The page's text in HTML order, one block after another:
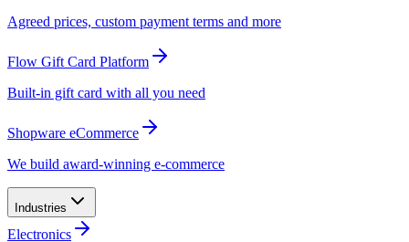
Agreed prices, custom payment terms and more​​​​‌ ‍ ​‍​‍‌‍ ‌ ​‍‌‍‍‌‌‍‌ ‌‍‍‌‌‍ ‍​‍​‍​ ‍‍​‍​‍‌ ​ ‌‍​‌‌‍ ‍‌‍‍‌‌ ‌​‌ ‍‌​‍ ‍‌‍‍‌‌‍ ​‍​‍​‍ ​​‍​‍‌‍‍​‌ ​‍‌‍‌‌‌‍‌‍​‍​‍​ ‍‍​‍​‍‌‍‍​‌ ‌​‌ ‌​‌ ​​​ ‍‍​‍ ​‍ ‌‍ ​‌‍ ‌‍​ ‌‍​‌‌‍ ​‌‍‍​‌‍ ‌ ​ ‌ ‌​​ ‍‍​ ​ ​ ​​​ ​​​ ​​​‍ ‌ ​ ‌ ‌​‌ ‌‌‌‍‌​‌‍‍‌‌‍ ​‍ ‌‍‍‌‌‍ ‍‌ ‌​‌‍‌‌‌‍ ‍‌ ‌​​‍ ‌‍‌‌‌‍‌​‌‍‍‌‌ ‌​​‍ ‌‍ ‌‌‍ ‌‍‌​‌‍‌‌​ ‌‌ ​​‌ ​‍‌‍‌‌‌ ​ ‌‍‌‌‌‍ ‍‌ ‌​‌‍​‌‌ ‌​‌‍‍‌‌‍ ‌‍ ‍​ ‍ ‌‍‍‌‌‍‌​​ ‌​ ​‌​ ‍​​ ‍​‌‍‌‍‌‍​ ​ ‌ ​ ​ ‌‍​ ​‍ ‌​ ​ ‌‍​‌​ ​​‌‍‌‌​‍ ‌​ ‌​​ ​ ​ ​‌​ ​​​‍ ‌​ ‍​‌‍‌‍​ ‍‌​ ​ ​‍ ‌‌‍​‌‌‍‌‍‌‍​ ‌‍​‍​ ‌‍‌‍​ ​ ​‌​ ​ ​ ‍‌​ ‍‌​ ‌‍‌‍​‍​ ‍ ‌ ‌​‌ ‍‌‌ ​​‌‍‌‌​ ‌‌‍ ‍‌‍​‌‌ ‌‍‌‍‍‌‌‍‌ ‌‍​‌‌ ‌​‌‍‍‌‌‍ ‌‍ ‍​ ‍ ‌ ​​‌‍​‌‌ ‌​‌‍‍​​ ‌‌‍ ‍‌‍​‌‌ ‌‍‌‍‍‌‌‍‌ ‌‍​‌‌ ‌​‌‍‍‌‌‍ ‌‍ ‍‌​‍‌‌ ‌​‌‍‌‌‌‍ ‌‌ ​ ​‍‌‌​ ‌‌‌​​‍‌‌ ‌‍‍ ‌‍‌‌‌ ‍‌​‍‌‌​ ​ ‌​‌​​‍‌‌​ ​ ‌​‌​​‍‌‌​ ​‍​ ​‍​ ​‌‌‍​‍​ ​​​ ‌‍‌‍‌​​ ​​​ ‌ ​ ‌​​ ​‍​ ‌‌​ ​‌​ ​‌​‍‌‌​ ​‍​ ​‍​‍‌‌​ ‌‌‌​‌​​‍ ‍‌‍​ ‌‍‍​‌‍‍‌‌‍ ​‌‍‌​‌ ​‍‌‍‌‌‌‍ ‍​‍‌‌​ ‌‌‌​​‍‌‌ ‌‍‍ ‌‍‌‌‌ ‍‌​‍‌‌​ ​ ‌​‌​​‍‌‌​ ​ ‌​‌​​‍‌‌​ ​‍​ ​‍‌‍​‍​ ‌​​ ‍​​ ‍​‌‍​‍‌‍‌‍​ ​​‌‍‌‌​ ‌‌‌‍​‌‌‍‌‍​ ​‌​‍‌‌​ ​‍​ ​‍​‍‌‌​ ‌‌‌​‌​​‍ ‍‌‍​ ‌‍‍​‌‍‍‌‌‍ ​‌‍‌​‌ ​‍‌‍‌‌‌‍ ‍​‍‌‌​ ‌‌‌​​‍‌‌ ‌‍‍ ‌‍‌‌‌ ‍‌​‍‌‌​ ​ ‌​‌​​‍‌‌​ ​ ‌​‌​​‍‌‌​ ​‍​ ​‍‌‍‌‌‌‍​‌‌‍​‍​ ​ ​ ​‍‌‍​‌​ ‍‌‌‍‌​‌‍​‍​ ​ ​ ‌‍​ ‌‌​‍‌‌​ ​‍​ ​‍​‍‌‌​ ‌‌‌​‌​​‍ ‍‌‍‌‌‌ ‍​‌‍​ ‌‍‌‌‌ ​‍‌ ​​‌ ‌​​ ‌‍​‍‌‍​‌‌ ​ ‌‍‌‌‌‌‌‌‌ ​‍‌‍ ​​ ‌‌‍‍​‌ ‌​‌ ‌​‌ ​​​‍‌‌​ ​ ‌​​‌​‍‌‌​ ​‍‌​‌‍​‍‌‌​ ​‍‌​‌‍‌‍ ​‌‍ ‌‍​ ‌‍​‌‌‍ ​‌‍‍​‌‍ ‌ ​ ‌ ‌​​‍‌‌​ ​ ‌​​‌​ ​ ​ ​​​ ​​​ ​​​‍‌‌​ ​‍‌​‌‍‌ ​ ‌ ‌​‌ ‌‌‌‍‌​‌‍‍‌‌‍ ​‍‌‍‌‍‍‌‌‍‌​​ ‌​ ​‌​ ‍​​ ‍​‌‍‌‍‌‍​ ​ ‌ ​ ​ ‌‍​ ​‍ ‌​ ​ ‌‍​‌​ ​​‌‍‌‌​‍ ‌​ ‌​​ ​ ​ ​‌​ ​​​‍ ‌​ ‍​‌‍‌‍​ ‍‌​ ​ ​‍ ‌‌‍​‌‌‍‌‍‌‍​ ‌‍​‍​ ‌‍‌‍​ ​ ​‌​ ​ ​ ‍‌​ ‍‌​ ‌‍‌‍​‍​‍‌‍‌ ‌​‌ ‍‌‌ ​​‌‍‌‌​ ‌‌‍ ‍‌‍​‌‌ ‌‍‌‍‍‌‌‍‌ ‌‍​‌‌ ‌​‌‍‍‌‌‍ ‌‍ ‍​‍‌‍‌ ​​‌‍​‌‌ ‌​‌‍‍​​ ‌‌‍ ‍‌‍​‌‌ ‌‍‌‍‍‌‌‍‌ ‌‍​‌‌ ‌​‌‍‍‌‌‍ ‌‍ ‍‌​‍‌‌ ‌​‌‍‌‌‌‍ ‌‌ ​ ​‍‌‌​ ‌‌‌​​‍‌‌ ‌‍‍ ‌‍‌‌‌ ‍‌​‍‌‌​ ​ ‌​‌​​‍‌‌​ ​ ‌​‌​​‍‌‌​ ​‍​ ​‍​ ​‌‌‍​‍​ ​​​ ‌‍‌‍‌​​ ​​​ ‌ ​ ‌​​ ​‍​ ‌‌​ ​‌​ ​‌​‍‌‌​ ​‍​ ​‍​‍‌‌​ ‌‌‌​‌​​‍ ‍‌‍​ ‌‍‍​‌‍‍‌‌‍ ​‌‍‌​‌ ​‍‌‍‌‌‌‍ ‍​‍‌‌​ ‌‌‌​​‍‌‌ ‌‍‍ ‌‍‌‌‌ ‍‌​‍‌‌​ ​ ‌​‌​​‍‌‌​ ​ ‌​‌​​‍‌‌​ ​‍​ ​‍‌‍​‍​ ‌​​ ‍​​ ‍​‌‍​‍‌‍‌‍​ ​​‌‍‌‌​ ‌‌‌‍​‌‌‍‌‍​ ​‌​‍‌‌​ ​‍​ ​‍​‍‌‌​ ‌‌‌​‌​​‍ ‍‌‍​ ‌‍‍​‌‍‍‌‌‍ ​‌‍‌​‌ ​‍‌‍‌‌‌‍ ‍​‍‌‌​ ‌‌‌​​‍‌‌ ‌‍‍ ‌‍‌‌‌ ‍‌​‍‌‌​ ​ ‌​‌​​‍‌‌​ ​ ‌​‌​​‍‌‌​ ​‍​ ​‍‌‍‌‌‌‍​‌‌‍​‍​ ​ ​ ​‍‌‍​‌​ ‍‌‌‍‌​‌‍​‍​ ​ ​ ‌‍​ ‌‌​‍‌‌​ ​‍​ ​‍​‍‌‌​ ‌‌‌​‌​​‍ ‍‌‍‌‌‌ ‍​‌‍​ ‌‍‌‌‌ ​‍‌ ​​‌ ‌​​‍‌‍‌ ​​‌‍‌‌‌ ​‍‌ ​ ‌ ​​‌‍‌‌‌‍​ ‌ ‌​‌‍‍‌‌ ‌‍‌‍‌‌​ ‌‌ ​​‌ ‌‌‌‍​‍‌‍ ​‌‍‍‌‌ ​ ‌‍‍​‌‍‌‌‌‍‌​​‍​‍‌ ‌
Flow Gift Card Platform​​​​‌ ‍ ​‍​‍‌‍ ‌ ​‍‌‍‍‌‌‍‌ ‌‍‍‌‌‍ ‍​‍​‍​ ‍‍​‍​‍‌ ​ ‌‍​‌‌‍ ‍‌‍‍‌‌ ‌​‌ ‍‌​‍ ‍‌‍‍‌‌‍ ​‍​‍​‍ ​​‍​‍‌‍‍​‌ ​‍‌‍‌‌‌‍‌‍​‍​‍​ ‍‍​‍​‍‌‍‍​‌ ‌​‌ ‌​‌ ​​​ ‍‍​‍ ​‍ ‌‍ ​‌‍ ‌‍​ ‌‍​‌‌‍ ​‌‍‍​‌‍ ‌ ​ ‌ ‌​​ ‍‍​ ​ ​ ​​​ ​​​ ​​​‍ ‌ ​ ‌ ‌​‌ ‌‌‌‍‌​‌‍‍‌‌‍ ​‍ ‌‍‍‌‌‍ ‍‌ ‌​‌‍‌‌‌‍ ‍‌ ‌​​‍ ‌‍‌‌‌‍‌​‌‍‍‌‌ ‌​​‍ ‌‍ ‌‌‍ ‌‍‌​‌‍‌‌​ ‌‌ ​​‌ ​‍‌‍‌‌‌ ​ ‌‍‌‌‌‍ ‍‌ ‌​‌‍​‌‌ ‌​‌‍‍‌‌‍ ‌‍ ‍​ ‍ ‌‍‍‌‌‍‌​​ ‌​ ​‌​ ‍​​ ‍​‌‍‌‍‌‍​ ​ ‌ ​ ​ ‌‍​ ​‍ ‌​ ​ ‌‍​‌​ ​​‌‍‌‌​‍ ‌​ ‌​​ ​ ​ ​‌​ ​​​‍ ‌​ ‍​‌‍‌‍​ ‍‌​ ​ ​‍ ‌‌‍​‌‌‍‌‍‌‍​ ‌‍​‍​ ‌‍‌‍​ ​ ​‌​ ​ ​ ‍‌​ ‍‌​ ‌‍‌‍​‍​ ‍ ‌ ‌​‌ ‍‌‌ ​​‌‍‌‌​ ‌‌‍ ‍‌‍​‌‌ ‌‍‌‍‍‌‌‍‌ ‌‍​‌‌ ‌​‌‍‍‌‌‍ ‌‍ ‍​ ‍ ‌ ​​‌‍​‌‌ ‌​‌‍‍​​ ‌‌‍ ‍‌‍​‌‌ ‌‍‌‍‍‌‌‍‌ ‌‍​‌‌ ‌​‌‍‍‌‌‍ ‌‍ ‍‌​‍‌‌ ‌​‌‍‌‌‌‍ ‌‌ ​ ​‍‌‌​ ‌‌‌​​‍‌‌ ‌‍‍ ‌‍‌‌‌ ‍‌​‍‌‌​ ​ ‌​‌​​‍‌‌​ ​ ‌​‌​​‍‌‌​ ​‍​ ​‍​ ​‌‌‍​‍​ ​​​ ‌‍‌‍‌​​ ​​​ ‌ ​ ‌​​ ​‍​ ‌‌​ ​‌​ ​‌​‍‌‌​ ​‍​ ​‍​‍‌‌​ ‌‌‌​‌​​‍ ‍‌‍​ ‌‍‍​‌‍‍‌‌‍ ​‌‍‌​‌ ​‍‌‍‌‌‌‍ ‍​‍‌‌​ ‌‌‌​​‍‌‌ ‌‍‍ ‌‍‌‌‌ ‍‌​‍‌‌​ ​ ‌​‌​​‍‌‌​ ​ ‌​‌​​‍‌‌​ ​‍​ ​‍​ ‌‍​ ‍‌​ ‍​​ ​ ​ ‌​​ ​ ​ ​ ​ ​‌​ ‍‌​ ​ ‌‍​ ​ ‍​​‍‌‌​ ​‍​ ​‍​‍‌‌​ ‌‌‌​‌​​‍ ‍‌ ‌​‌‍‍‌‌ ‌​‌‍ ​‌‍‌‌​ ‌‍​‍‌‍​‌‌ ​ ‌‍‌‌‌‌‌‌‌ ​‍‌‍ ​​ ‌‌‍‍​‌ ‌​‌ ‌​‌ ​​​‍‌‌​ ​ ‌​​‌​‍‌‌​ ​‍‌​‌‍​‍‌‌​ ​‍‌​‌‍‌‍ ​‌‍ ‌‍​ ‌‍​‌‌‍ ​‌‍‍​‌‍ ‌ ​ ‌ ‌​​‍‌‌​ ​ ‌​​‌​ ​ ​ ​​​ ​​​ ​​​‍‌‌​ ​‍‌​‌‍‌ ​ ‌ ‌​‌ ‌‌‌‍‌​‌‍‍‌‌‍ ​‍‌‍‌‍‍‌‌‍‌​​ ‌​ ​‌​ ‍​​ ‍​‌‍‌‍‌‍​ ​ ‌ ​ ​ ‌‍​ ​‍ ‌​ ​ ‌‍​‌​ ​​‌‍‌‌​‍ ‌​ ‌​​ ​ ​ ​‌​ ​​​‍ ‌​ ‍​‌‍‌‍​ ‍‌​ ​ ​‍ ‌‌‍​‌‌‍‌‍‌‍​ ‌‍​‍​ ‌‍‌‍​ ​ ​‌​ ​ ​ ‍‌​ ‍‌​ ‌‍‌‍​‍​‍‌‍‌ ‌​‌ ‍‌‌ ​​‌‍‌‌​ ‌‌‍ ‍‌‍​‌‌ ‌‍‌‍‍‌‌‍‌ ‌‍​‌‌ ‌​‌‍‍‌‌‍ ‌‍ ‍​‍‌‍‌ ​​‌‍​‌‌ ‌​‌‍‍​​ ‌‌‍ ‍‌‍​‌‌ ‌‍‌‍‍‌‌‍‌ ‌‍​‌‌ ‌​‌‍‍‌‌‍ ‌‍ ‍‌​‍‌‌ ‌​‌‍‌‌‌‍ ‌‌ ​ ​‍‌‌​ ‌‌‌​​‍‌‌ ‌‍‍ ‌‍‌‌‌ ‍‌​‍‌‌​ ​ ‌​‌​​‍‌‌​ ​ ‌​‌​​‍‌‌​ ​‍​ ​‍​ ​‌‌‍​‍​ ​​​ ‌‍‌‍‌​​ ​​​ ‌ ​ ‌​​ ​‍​ ‌‌​ ​‌​ ​‌​‍‌‌​ ​‍​ ​‍​‍‌‌​ ‌‌‌​‌​​‍ ‍‌‍​ ‌‍‍​‌‍‍‌‌‍ ​‌‍‌​‌ ​‍‌‍‌‌‌‍ ‍​‍‌‌​ ‌‌‌​​‍‌‌ ‌‍‍ ‌‍‌‌‌ ‍‌​‍‌‌​ ​ ‌​‌​​‍‌‌​ ​ ‌​‌​​‍‌‌​ ​‍​ ​‍​ ‌‍​ ‍‌​ ‍​​ ​ ​ ‌​​ ​ ​ ​ ​ ​‌​ ‍‌​ ​ ‌‍​ ​ ‍​​‍‌‌​ ​‍​ ​‍​‍‌‌​ ‌‌‌​‌​​‍ ‍‌ ‌​‌‍‍‌‌ ‌​‌‍ ​‌‍‌‌​‍‌‍‌ ​​‌‍‌‌‌ ​‍‌ ​ ‌ ​​‌‍‌‌‌‍​ ‌ ‌​‌‍‍‌‌ ‌‍‌‍‌‌​ ‌‌ ​​‌ ‌‌‌‍​‍‌‍ ​‌‍‍‌‌ ​ ‌‍‍​‌‍‌‌‌‍‌​​‍​‍‌ ‌
Built-in gift card with all you need​​​​‌ ‍ ​‍​‍‌‍ ‌ ​‍‌‍‍‌‌‍‌ ‌‍‍‌‌‍ ‍​‍​‍​ ‍‍​‍​‍‌ ​ ‌‍​‌‌‍ ‍‌‍‍‌‌ ‌​‌ ‍‌​‍ ‍‌‍‍‌‌‍ ​‍​‍​‍ ​​‍​‍‌‍‍​‌ ​‍‌‍‌‌‌‍‌‍​‍​‍​ ‍‍​‍​‍‌‍‍​‌ ‌​‌ ‌​‌ ​​​ ‍‍​‍ ​‍ ‌‍ ​‌‍ ‌‍​ ‌‍​‌‌‍ ​‌‍‍​‌‍ ‌ ​ ‌ ‌​​ ‍‍​ ​ ​ ​​​ ​​​ ​​​‍ ‌ ​ ‌ ‌​‌ ‌‌‌‍‌​‌‍‍‌‌‍ ​‍ ‌‍‍‌‌‍ ‍‌ ‌​‌‍‌‌‌‍ ‍‌ ‌​​‍ ‌‍‌‌‌‍‌​‌‍‍‌‌ ‌​​‍ ‌‍ ‌‌‍ ‌‍‌​‌‍‌‌​ ‌‌ ​​‌ ​‍‌‍‌‌‌ ​ ‌‍‌‌‌‍ ‍‌ ‌​‌‍​‌‌ ‌​‌‍‍‌‌‍ ‌‍ ‍​ ‍ ‌‍‍‌‌‍‌​​ ‌​ ​‌​ ‍​​ ‍​‌‍‌‍‌‍​ ​ ‌ ​ ​ ‌‍​ ​‍ ‌​ ​ ‌‍​‌​ ​​‌‍‌‌​‍ ‌​ ‌​​ ​ ​ ​‌​ ​​​‍ ‌​ ‍​‌‍‌‍​ ‍‌​ ​ ​‍ ‌‌‍​‌‌‍‌‍‌‍​ ‌‍​‍​ ‌‍‌‍​ ​ ​‌​ ​ ​ ‍‌​ ‍‌​ ‌‍‌‍​‍​ ‍ ‌ ‌​‌ ‍‌‌ ​​‌‍‌‌​ ‌‌‍ ‍‌‍​‌‌ ‌‍‌‍‍‌‌‍‌ ‌‍​‌‌ ‌​‌‍‍‌‌‍ ‌‍ ‍​ ‍ ‌ ​​‌‍​‌‌ ‌​‌‍‍​​ ‌‌‍ ‍‌‍​‌‌ ‌‍‌‍‍‌‌‍‌ ‌‍​‌‌ ‌​‌‍‍‌‌‍ ‌‍ ‍‌​‍‌‌ ‌​‌‍‌‌‌‍ ‌‌ ​ ​‍‌‌​ ‌‌‌​​‍‌‌ ‌‍‍ ‌‍‌‌‌ ‍‌​‍‌‌​ ​ ‌​‌​​‍‌‌​ ​ ‌​‌​​‍‌‌​ ​‍​ ​‍​ ​‌‌‍​‍​ ​​​ ‌‍‌‍‌​​ ​​​ ‌ ​ ‌​​ ​‍​ ‌‌​ ​‌​ ​‌​‍‌‌​ ​‍​ ​‍​‍‌‌​ ‌‌‌​‌​​‍ ‍‌‍​ ‌‍‍​‌‍‍‌‌‍ ​‌‍‌​‌ ​‍‌‍‌‌‌‍ ‍​‍‌‌​ ‌‌‌​​‍‌‌ ‌‍‍ ‌‍‌‌‌ ‍‌​‍‌‌​ ​ ‌​‌​​‍‌‌​ ​ ‌​‌​​‍‌‌​ ​‍​ ​‍​ ‌‍​ ‍‌​ ‍​​ ​ ​ ‌​​ ​ ​ ​ ​ ​‌​ ‍‌​ ​ ‌‍​ ​ ‍​​‍‌‌​ ​‍​ ​‍​‍‌‌​ ‌‌‌​‌​​‍ ‍‌‍‌‌‌ ‍​‌‍​ ‌‍‌‌‌ ​‍‌ ​​‌ ‌​​ ‌‍​‍‌‍​‌‌ ​ ‌‍‌‌‌‌‌‌‌ ​‍‌‍ ​​ ‌‌‍‍​‌ ‌​‌ ‌​‌ ​​​‍‌‌​ ​ ‌​​‌​‍‌‌​ ​‍‌​‌‍​‍‌‌​ ​‍‌​‌‍‌‍ ​‌‍ ‌‍​ ‌‍​‌‌‍ ​‌‍‍​‌‍ ‌ ​ ‌ ‌​​‍‌‌​ ​ ‌​​‌​ ​ ​ ​​​ ​​​ ​​​‍‌‌​ ​‍‌​‌‍‌ ​ ‌ ‌​‌ ‌‌‌‍‌​‌‍‍‌‌‍ ​‍‌‍‌‍‍‌‌‍‌​​ ‌​ ​‌​ ‍​​ ‍​‌‍‌‍‌‍​ ​ ‌ ​ ​ ‌‍​ ​‍ ‌​ ​ ‌‍​‌​ ​​‌‍‌‌​‍ ‌​ ‌​​ ​ ​ ​‌​ ​​​‍ ‌​ ‍​‌‍‌‍​ ‍‌​ ​ ​‍ ‌‌‍​‌‌‍‌‍‌‍​ ‌‍​‍​ ‌‍‌‍​ ​ ​‌​ ​ ​ ‍‌​ ‍‌​ ‌‍‌‍​‍​‍‌‍‌ ‌​‌ ‍‌‌ ​​‌‍‌‌​ ‌‌‍ ‍‌‍​‌‌ ‌‍‌‍‍‌‌‍‌ ‌‍​‌‌ ‌​‌‍‍‌‌‍ ‌‍ ‍​‍‌‍‌ ​​‌‍​‌‌ ‌​‌‍‍​​ ‌‌‍ ‍‌‍​‌‌ ‌‍‌‍‍‌‌‍‌ ‌‍​‌‌ ‌​‌‍‍‌‌‍ ‌‍ ‍‌​‍‌‌ ‌​‌‍‌‌‌‍ ‌‌ ​ ​‍‌‌​ ‌‌‌​​‍‌‌ ‌‍‍ ‌‍‌‌‌ ‍‌​‍‌‌​ ​ ‌​‌​​‍‌‌​ ​ ‌​‌​​‍‌‌​ ​‍​ ​‍​ ​‌‌‍​‍​ ​​​ ‌‍‌‍‌​​ ​​​ ‌ ​ ‌​​ ​‍​ ‌‌​ ​‌​ ​‌​‍‌‌​ ​‍​ ​‍​‍‌‌​ ‌‌‌​‌​​‍ ‍‌‍​ ‌‍‍​‌‍‍‌‌‍ ​‌‍‌​‌ ​‍‌‍‌‌‌‍ ‍​‍‌‌​ ‌‌‌​​‍‌‌ ‌‍‍ ‌‍‌‌‌ ‍‌​‍‌‌​ ​ ‌​‌​​‍‌‌​ ​ ‌​‌​​‍‌‌​ ​‍​ ​‍​ ‌‍​ ‍‌​ ‍​​ ​ ​ ‌​​ ​ ​ ​ ​ ​‌​ ‍‌​ ​ ‌‍​ ​ ‍​​‍‌‌​ ​‍​ ​‍​‍‌‌​ ‌‌‌​‌​​‍ ‍‌‍‌‌‌ ‍​‌‍​ ‌‍‌‌‌ ​‍‌ ​​‌ ‌​​‍‌‍‌ ​​‌‍‌‌‌ ​‍‌ ​ ‌ ​​‌‍‌‌‌‍​ ‌ ‌​‌‍‍‌‌ ‌‍‌‍‌‌​ ‌‌ ​​‌ ‌‌‌‍​‍‌‍ ​‌‍‍‌‌ ​ ‌‍‍​‌‍‌‌‌‍‌​​‍​‍‌ ‌
Shopware eCommerce​​​​‌ ‍ ​‍​‍‌‍ ‌ ​‍‌‍‍‌‌‍‌ ‌‍‍‌‌‍ ‍​‍​‍​ ‍‍​‍​‍‌ ​ ‌‍​‌‌‍ ‍‌‍‍‌‌ ‌​‌ ‍‌​‍ ‍‌‍‍‌‌‍ ​‍​‍​‍ ​​‍​‍‌‍‍​‌ ​‍‌‍‌‌‌‍‌‍​‍​‍​ ‍‍​‍​‍‌‍‍​‌ ‌​‌ ‌​‌ ​​​ ‍‍​‍ ​‍ ‌‍ ​‌‍ ‌‍​ ‌‍​‌‌‍ ​‌‍‍​‌‍ ‌ ​ ‌ ‌​​ ‍‍​ ​ ​ ​​​ ​​​ ​​​‍ ‌ ​ ‌ ‌​‌ ‌‌‌‍‌​‌‍‍‌‌‍ ​‍ ‌‍‍‌‌‍ ‍‌ ‌​‌‍‌‌‌‍ ‍‌ ‌​​‍ ‌‍‌‌‌‍‌​‌‍‍‌‌ ‌​​‍ ‌‍ ‌‌‍ ‌‍‌​‌‍‌‌​ ‌‌ ​​‌ ​‍‌‍‌‌‌ ​ ‌‍‌‌‌‍ ‍‌ ‌​‌‍​‌‌ ‌​‌‍‍‌‌‍ ‌‍ ‍​ ‍ ‌‍‍‌‌‍‌​​ ‌​ ​‌​ ‍​​ ‍​‌‍‌‍‌‍​ ​ ‌ ​ ​ ‌‍​ ​‍ ‌​ ​ ‌‍​‌​ ​​‌‍‌‌​‍ ‌​ ‌​​ ​ ​ ​‌​ ​​​‍ ‌​ ‍​‌‍‌‍​ ‍‌​ ​ ​‍ ‌‌‍​‌‌‍‌‍‌‍​ ‌‍​‍​ ‌‍‌‍​ ​ ​‌​ ​ ​ ‍‌​ ‍‌​ ‌‍‌‍​‍​ ‍ ‌ ‌​‌ ‍‌‌ ​​‌‍‌‌​ ‌‌‍ ‍‌‍​‌‌ ‌‍‌‍‍‌‌‍‌ ‌‍​‌‌ ‌​‌‍‍‌‌‍ ‌‍ ‍​ ‍ ‌ ​​‌‍​‌‌ ‌​‌‍‍​​ ‌‌‍ ‍‌‍​‌‌ ‌‍‌‍‍‌‌‍‌ ‌‍​‌‌ ‌​‌‍‍‌‌‍ ‌‍ ‍‌​‍‌‌ ‌​‌‍‌‌‌‍ ‌‌ ​ ​‍‌‌​ ‌‌‌​​‍‌‌ ‌‍‍ ‌‍‌‌‌ ‍‌​‍‌‌​ ​ ‌​‌​​‍‌‌​ ​ ‌​‌​​‍‌‌​ ​‍​ ​‍​ ​‌‌‍​‍​ ​​​ ‌‍‌‍‌​​ ​​​ ‌ ​ ‌​​ ​‍​ ‌‌​ ​‌​ ​‌​‍‌‌​ ​‍​ ​‍​‍‌‌​ ‌‌‌​‌​​‍ ‍‌‍​ ‌‍‍​‌‍‍‌‌‍ ​‌‍‌​‌ ​‍‌‍‌‌‌‍ ‍​‍‌‌​ ‌‌‌​​‍‌‌ ‌‍‍ ‌‍‌‌‌ ‍‌​‍‌‌​ ​ ‌​‌​​‍‌‌​ ​ ‌​‌​​‍‌‌​ ​‍​ ​‍​ ‍‌​ ​‍​ ‌‍​ ‍​​ ‌‍​ ​ ​ ​‌​ ‌ ​ ‌​​ ‌‌​ ​‍​ ​‍​‍‌‌​ ​‍​ ​‍​‍‌‌​ ‌‌‌​‌​​‍ ‍‌ ‌​‌‍‍‌‌ ‌​‌‍ ​‌‍‌‌​ ‌‍​‍‌‍​‌‌ ​ ‌‍‌‌‌‌‌‌‌ ​‍‌‍ ​​ ‌‌‍‍​‌ ‌​‌ ‌​‌ ​​​‍‌‌​ ​ ‌​​‌​‍‌‌​ ​‍‌​‌‍​‍‌‌​ ​‍‌​‌‍‌‍ ​‌‍ ‌‍​ ‌‍​‌‌‍ ​‌‍‍​‌‍ ‌ ​ ‌ ‌​​‍‌‌​ ​ ‌​​‌​ ​ ​ ​​​ ​​​ ​​​‍‌‌​ ​‍‌​‌‍‌ ​ ‌ ‌​‌ ‌‌‌‍‌​‌‍‍‌‌‍ ​‍‌‍‌‍‍‌‌‍‌​​ ‌​ ​‌​ ‍​​ ‍​‌‍‌‍‌‍​ ​ ‌ ​ ​ ‌‍​ ​‍ ‌​ ​ ‌‍​‌​ ​​‌‍‌‌​‍ ‌​ ‌​​ ​ ​ ​‌​ ​​​‍ ‌​ ‍​‌‍‌‍​ ‍‌​ ​ ​‍ ‌‌‍​‌‌‍‌‍‌‍​ ‌‍​‍​ ‌‍‌‍​ ​ ​‌​ ​ ​ ‍‌​ ‍‌​ ‌‍‌‍​‍​‍‌‍‌ ‌​‌ ‍‌‌ ​​‌‍‌‌​ ‌‌‍ ‍‌‍​‌‌ ‌‍‌‍‍‌‌‍‌ ‌‍​‌‌ ‌​‌‍‍‌‌‍ ‌‍ ‍​‍‌‍‌ ​​‌‍​‌‌ ‌​‌‍‍​​ ‌‌‍ ‍‌‍​‌‌ ‌‍‌‍‍‌‌‍‌ ‌‍​‌‌ ‌​‌‍‍‌‌‍ ‌‍ ‍‌​‍‌‌ ‌​‌‍‌‌‌‍ ‌‌ ​ ​‍‌‌​ ‌‌‌​​‍‌‌ ‌‍‍ ‌‍‌‌‌ ‍‌​‍‌‌​ ​ ‌​‌​​‍‌‌​ ​ ‌​‌​​‍‌‌​ ​‍​ ​‍​ ​‌‌‍​‍​ ​​​ ‌‍‌‍‌​​ ​​​ ‌ ​ ‌​​ ​‍​ ‌‌​ ​‌​ ​‌​‍‌‌​ ​‍​ ​‍​‍‌‌​ ‌‌‌​‌​​‍ ‍‌‍​ ‌‍‍​‌‍‍‌‌‍ ​‌‍‌​‌ ​‍‌‍‌‌‌‍ ‍​‍‌‌​ ‌‌‌​​‍‌‌ ‌‍‍ ‌‍‌‌‌ ‍‌​‍‌‌​ ​ ‌​‌​​‍‌‌​ ​ ‌​‌​​‍‌‌​ ​‍​ ​‍​ ‍‌​ ​‍​ ‌‍​ ‍​​ ‌‍​ ​ ​ ​‌​ ‌ ​ ‌​​ ‌‌​ ​‍​ ​‍​‍‌‌​ ​‍​ ​‍​‍‌‌​ ‌‌‌​‌​​‍ ‍‌ ‌​‌‍‍‌‌ ‌​‌‍ ​‌‍‌‌​‍‌‍‌ ​​‌‍‌‌‌ ​‍‌ ​ ‌ ​​‌‍‌‌‌‍​ ‌ ‌​‌‍‍‌‌ ‌‍‌‍‌‌​ ‌‌ ​​‌ ‌‌‌‍​‍‌‍ ​‌‍‍‌‌ ​ ‌‍‍​‌‍‌‌‌‍‌​​‍​‍‌ ‌
We build award-winning e-commerce​​​​‌ ‍ ​‍​‍‌‍ ‌ ​‍‌‍‍‌‌‍‌ ‌‍‍‌‌‍ ‍​‍​‍​ ‍‍​‍​‍‌ ​ ‌‍​‌‌‍ ‍‌‍‍‌‌ ‌​‌ ‍‌​‍ ‍‌‍‍‌‌‍ ​‍​‍​‍ ​​‍​‍‌‍‍​‌ ​‍‌‍‌‌‌‍‌‍​‍​‍​ ‍‍​‍​‍‌‍‍​‌ ‌​‌ ‌​‌ ​​​ ‍‍​‍ ​‍ ‌‍ ​‌‍ ‌‍​ ‌‍​‌‌‍ ​‌‍‍​‌‍ ‌ ​ ‌ ‌​​ ‍‍​ ​ ​ ​​​ ​​​ ​​​‍ ‌ ​ ‌ ‌​‌ ‌‌‌‍‌​‌‍‍‌‌‍ ​‍ ‌‍‍‌‌‍ ‍‌ ‌​‌‍‌‌‌‍ ‍‌ ‌​​‍ ‌‍‌‌‌‍‌​‌‍‍‌‌ ‌​​‍ ‌‍ ‌‌‍ ‌‍‌​‌‍‌‌​ ‌‌ ​​‌ ​‍‌‍‌‌‌ ​ ‌‍‌‌‌‍ ‍‌ ‌​‌‍​‌‌ ‌​‌‍‍‌‌‍ ‌‍ ‍​ ‍ ‌‍‍‌‌‍‌​​ ‌​ ​‌​ ‍​​ ‍​‌‍‌‍‌‍​ ​ ‌ ​ ​ ‌‍​ ​‍ ‌​ ​ ‌‍​‌​ ​​‌‍‌‌​‍ ‌​ ‌​​ ​ ​ ​‌​ ​​​‍ ‌​ ‍​‌‍‌‍​ ‍‌​ ​ ​‍ ‌‌‍​‌‌‍‌‍‌‍​ ‌‍​‍​ ‌‍‌‍​ ​ ​‌​ ​ ​ ‍‌​ ‍‌​ ‌‍‌‍​‍​ ‍ ‌ ‌​‌ ‍‌‌ ​​‌‍‌‌​ ‌‌‍ ‍‌‍​‌‌ ‌‍‌‍‍‌‌‍‌ ‌‍​‌‌ ‌​‌‍‍‌‌‍ ‌‍ ‍​ ‍ ‌ ​​‌‍​‌‌ ‌​‌‍‍​​ ‌‌‍ ‍‌‍​‌‌ ‌‍‌‍‍‌‌‍‌ ‌‍​‌‌ ‌​‌‍‍‌‌‍ ‌‍ ‍‌​‍‌‌ ‌​‌‍‌‌‌‍ ‌‌ ​ ​‍‌‌​ ‌‌‌​​‍‌‌ ‌‍‍ ‌‍‌‌‌ ‍‌​‍‌‌​ ​ ‌​‌​​‍‌‌​ ​ ‌​‌​​‍‌‌​ ​‍​ ​‍​ ​‌‌‍​‍​ ​​​ ‌‍‌‍‌​​ ​​​ ‌ ​ ‌​​ ​‍​ ‌‌​ ​‌​ ​‌​‍‌‌​ ​‍​ ​‍​‍‌‌​ ‌‌‌​‌​​‍ ‍‌‍​ ‌‍‍​‌‍‍‌‌‍ ​‌‍‌​‌ ​‍‌‍‌‌‌‍ ‍​‍‌‌​ ‌‌‌​​‍‌‌ ‌‍‍ ‌‍‌‌‌ ‍‌​‍‌‌​ ​ ‌​‌​​‍‌‌​ ​ ‌​‌​​‍‌‌​ ​‍​ ​‍​ ‍‌​ ​‍​ ‌‍​ ‍​​ ‌‍​ ​ ​ ​‌​ ‌ ​ ‌​​ ‌‌​ ​‍​ ​‍​‍‌‌​ ​‍​ ​‍​‍‌‌​ ‌‌‌​‌​​‍ ‍‌‍‌‌‌ ‍​‌‍​ ‌‍‌‌‌ ​‍‌ ​​‌ ‌​​ ‌‍​‍‌‍​‌‌ ​ ‌‍‌‌‌‌‌‌‌ ​‍‌‍ ​​ ‌‌‍‍​‌ ‌​‌ ‌​‌ ​​​‍‌‌​ ​ ‌​​‌​‍‌‌​ ​‍‌​‌‍​‍‌‌​ ​‍‌​‌‍‌‍ ​‌‍ ‌‍​ ‌‍​‌‌‍ ​‌‍‍​‌‍ ‌ ​ ‌ ‌​​‍‌‌​ ​ ‌​​‌​ ​ ​ ​​​ ​​​ ​​​‍‌‌​ ​‍‌​‌‍‌ ​ ‌ ‌​‌ ‌‌‌‍‌​‌‍‍‌‌‍ ​‍‌‍‌‍‍‌‌‍‌​​ ‌​ ​‌​ ‍​​ ‍​‌‍‌‍‌‍​ ​ ‌ ​ ​ ‌‍​ ​‍ ‌​ ​ ‌‍​‌​ ​​‌‍‌‌​‍ ‌​ ‌​​ ​ ​ ​‌​ ​​​‍ ‌​ ‍​‌‍‌‍​ ‍‌​ ​ ​‍ ‌‌‍​‌‌‍‌‍‌‍​ ‌‍​‍​ ‌‍‌‍​ ​ ​‌​ ​ ​ ‍‌​ ‍‌​ ‌‍‌‍​‍​‍‌‍‌ ‌​‌ ‍‌‌ ​​‌‍‌‌​ ‌‌‍ ‍‌‍​‌‌ ‌‍‌‍‍‌‌‍‌ ‌‍​‌‌ ‌​‌‍‍‌‌‍ ‌‍ ‍​‍‌‍‌ ​​‌‍​‌‌ ‌​‌‍‍​​ ‌‌‍ ‍‌‍​‌‌ ‌‍‌‍‍‌‌‍‌ ‌‍​‌‌ ‌​‌‍‍‌‌‍ ‌‍ ‍‌​‍‌‌ ‌​‌‍‌‌‌‍ ‌‌ ​ ​‍‌‌​ ‌‌‌​​‍‌‌ ‌‍‍ ‌‍‌‌‌ ‍‌​‍‌‌​ ​ ‌​‌​​‍‌‌​ ​ ‌​‌​​‍‌‌​ ​‍​ ​‍​ ​‌‌‍​‍​ ​​​ ‌‍‌‍‌​​ ​​​ ‌ ​ ‌​​ ​‍​ ‌‌​ ​‌​ ​‌​‍‌‌​ ​‍​ ​‍​‍‌‌​ ‌‌‌​‌​​‍ ‍‌‍​ ‌‍‍​‌‍‍‌‌‍ ​‌‍‌​‌ ​‍‌‍‌‌‌‍ ‍​‍‌‌​ ‌‌‌​​‍‌‌ ‌‍‍ ‌‍‌‌‌ ‍‌​‍‌‌​ ​ ‌​‌​​‍‌‌​ ​ ‌​‌​​‍‌‌​ ​‍​ ​‍​ ‍‌​ ​‍​ ‌‍​ ‍​​ ‌‍​ ​ ​ ​‌​ ‌ ​ ‌​​ ‌‌​ ​‍​ ​‍​‍‌‌​ ​‍​ ​‍​‍‌‌​ ‌‌‌​‌​​‍ ‍‌‍‌‌‌ ‍​‌‍​ ‌‍‌‌‌ ​‍‌ ​​‌ ‌​​‍‌‍‌ ​​‌‍‌‌‌ ​‍‌ ​ ‌ ​​‌‍‌‌‌‍​ ‌ ‌​‌‍‍‌‌ ‌‍‌‍‌‌​ ‌‌ ​​‌ ‌‌‌‍​‍‌‍ ​‌‍‍‌‌ ​ ‌‍‍​‌‍‌‌‌‍‌​​‍​‍‌ ‌
Industries​​​​‌ ‍ ​‍​‍‌‍ ‌ ​‍‌‍‍‌‌‍‌ ‌‍‍‌‌‍ ‍​‍​‍​ ‍‍​‍​‍‌ ​ ‌‍​‌‌‍ ‍‌‍‍‌‌ ‌​‌ ‍‌​‍ ‍‌‍‍‌‌‍ ​‍​‍​‍ ​​‍​‍‌‍‍​‌ ​‍‌‍‌‌‌‍‌‍​‍​‍​ ‍‍​‍​‍‌‍‍​‌ ‌​‌ ‌​‌ ​​​ ‍‍​‍ ​‍ ‌‍ ​‌‍ ‌‍​ ‌‍​‌‌‍ ​‌‍‍​‌‍ ‌ ​ ‌ ‌​​ ‍‍​ ​ ​ ​​​ ​​​ ​​​‍ ‌ ​ ‌ ‌​‌ ‌‌‌‍‌​‌‍‍‌‌‍ ​‍ ‌‍‍‌‌‍ ‍‌ ‌​‌‍‌‌‌‍ ‍‌ ‌​​‍ ‌‍‌‌‌‍‌​‌‍‍‌‌ ‌​​‍ ‌‍ ‌‌‍ ‌‍‌​‌‍‌‌​ ‌‌ ​​‌ ​‍‌‍‌‌‌ ​ ‌‍‌‌‌‍ ‍‌ ‌​‌‍​‌‌ ‌​‌‍‍‌‌‍ ‌‍ ‍​ ‍ ‌‍‍‌‌‍‌​​ ‌​ ​‌​ ‍​​ ‍​‌‍‌‍‌‍​ ​ ‌ ​ ​ ‌‍​ ​‍ ‌​ ​ ‌‍​‌​ ​​‌‍‌‌​‍ ‌​ ‌​​ ​ ​ ​‌​ ​​​‍ ‌​ ‍​‌‍‌‍​ ‍‌​ ​ ​‍ ‌‌‍​‌‌‍‌‍‌‍​ ‌‍​‍​ ‌‍‌‍​ ​ ​‌​ ​ ​ ‍‌​ ‍‌​ ‌‍‌‍​‍​ ‍ ‌ ‌​‌ ‍‌‌ ​​‌‍‌‌​ ‌‌‍ ‍‌‍​‌‌ ‌‍‌‍‍‌‌‍‌ ‌‍​‌‌ ‌​‌‍‍‌‌‍ ‌‍ ‍​ ‍ ‌ ​​‌‍​‌‌ ‌​‌‍‍​​ ‌‌‍ ‍‌‍​‌‌ ‌‍‌‍‍‌‌‍‌ ‌‍​‌‌ ‌​‌‍‍‌‌‍ ‌‍ ‍‌​‍‌‌ ‌​‌‍‌‌‌‍ ‌‌ ​ ​‍‌‌​ ‌‌‌​​‍‌‌ ‌‍‍ ‌‍‌‌‌ ‍‌​‍‌‌​ ​ ‌​‌​​‍‌‌​ ​ ‌​‌​​‍‌‌​ ​‍​ ​‍‌‍​‌​ ‌ ​ ‍‌‌‍​‌​ ‌‍‌‍​‌‌‍​ ​ ​‌‌‍‌​​ ‌ ​ ‍‌‌‍‌‍​‍‌‌​ ​‍​ ​‍​‍‌‌​ ‌‌‌​‌​​‍ ‍‌ ‌​‌‍‍‌‌ ‌​‌‍ ​‌‍‌‌​ ‌‍​‍‌‍​‌‌ ​ ‌‍‌‌‌‌‌‌‌ ​‍‌‍ ​​ ‌‌‍‍​‌ ‌​‌ ‌​‌ ​​​‍‌‌​ ​ ‌​​‌​‍‌‌​ ​‍‌​‌‍​‍‌‌​ ​‍‌​‌‍‌‍ ​‌‍ ‌‍​ ‌‍​‌‌‍ ​‌‍‍​‌‍ ‌ ​ ‌ ‌​​‍‌‌​ ​ ‌​​‌​ ​ ​ ​​​ ​​​ ​​​‍‌‌​ ​‍‌​‌‍‌ ​ ‌ ‌​‌ ‌‌‌‍‌​‌‍‍‌‌‍ ​‍‌‍‌‍‍‌‌‍‌​​ ‌​ ​‌​ ‍​​ ‍​‌‍‌‍‌‍​ ​ ‌ ​ ​ ‌‍​ ​‍ ‌​ ​ ‌‍​‌​ ​​‌‍‌‌​‍ ‌​ ‌​​ ​ ​ ​‌​ ​​​‍ ‌​ ‍​‌‍‌‍​ ‍‌​ ​ ​‍ ‌‌‍​‌‌‍‌‍‌‍​ ‌‍​‍​ ‌‍‌‍​ ​ ​‌​ ​ ​ ‍‌​ ‍‌​ ‌‍‌‍​‍​‍‌‍‌ ‌​‌ ‍‌‌ ​​‌‍‌‌​ ‌‌‍ ‍‌‍​‌‌ ‌‍‌‍‍‌‌‍‌ ‌‍​‌‌ ‌​‌‍‍‌‌‍ ‌‍ ‍​‍‌‍‌ ​​‌‍​‌‌ ‌​‌‍‍​​ ‌‌‍ ‍‌‍​‌‌ ‌‍‌‍‍‌‌‍‌ ‌‍​‌‌ ‌​‌‍‍‌‌‍ ‌‍ ‍‌​‍‌‌ ‌​‌‍‌‌‌‍ ‌‌ ​ ​‍‌‌​ ‌‌‌​​‍‌‌ ‌‍‍ ‌‍‌‌‌ ‍‌​‍‌‌​ ​ ‌​‌​​‍‌‌​ ​ ‌​‌​​‍‌‌​ ​‍​ ​‍‌‍​‌​ ‌ ​ ‍‌‌‍​‌​ ‌‍‌‍​‌‌‍​ ​ ​‌‌‍‌​​ ‌ ​ ‍‌‌‍‌‍​‍‌‌​ ​‍​ ​‍​‍‌‌​ ‌‌‌​‌​​‍ ‍‌ ‌​‌‍‍‌‌ ‌​‌‍ ​‌‍‌‌​‍‌‍‌ ​​‌‍‌‌‌ ​‍‌ ​ ‌ ​​‌‍‌‌‌‍​ ‌ ‌​‌‍‍‌‌ ‌‍‌‍‌‌​ ‌‌ ​​‌ ‌‌‌‍​‍‌‍ ​‌‍‍‌‌ ​ ‌‍‍​‌‍‌‌‌‍‌​​‍​‍‌ ‌
Electronics​​​​‌ ‍ ​‍​‍‌‍ ‌ ​‍‌‍‍‌‌‍‌ ‌‍‍‌‌‍ ‍​‍​‍​ ‍‍​‍​‍‌ ​ ‌‍​‌‌‍ ‍‌‍‍‌‌ ‌​‌ ‍‌​‍ ‍‌‍‍‌‌‍ ​‍​‍​‍ ​​‍​‍‌‍‍​‌ ​‍‌‍‌‌‌‍‌‍​‍​‍​ ‍‍​‍​‍‌‍‍​‌ ‌​‌ ‌​‌ ​​​ ‍‍​‍ ​‍ ‌‍ ​‌‍ ‌‍​ ‌‍​‌‌‍ ​‌‍‍​‌‍ ‌ ​ ‌ ‌​​ ‍‍​ ​ ​ ​​​ ​​​ ​​​‍ ‌ ​ ‌ ‌​‌ ‌‌‌‍‌​‌‍‍‌‌‍ ​‍ ‌‍‍‌‌‍ ‍‌ ‌​‌‍‌‌‌‍ ‍‌ ‌​​‍ ‌‍‌‌‌‍‌​‌‍‍‌‌ ‌​​‍ ‌‍ ‌‌‍ ‌‍‌​‌‍‌‌​ ‌‌ ​​‌ ​‍‌‍‌‌‌ ​ ‌‍‌‌‌‍ ‍‌ ‌​‌‍​‌‌ ‌​‌‍‍‌‌‍ ‌‍ ‍​ ‍ ‌‍‍‌‌‍‌​​ ‌​ ​‌​ ‍​​ ‍​‌‍‌‍‌‍​ ​ ‌ ​ ​ ‌‍​ ​‍ ‌​ ​ ‌‍​‌​ ​​‌‍‌‌​‍ ‌​ ‌​​ ​ ​ ​‌​ ​​​‍ ‌​ ‍​‌‍‌‍​ ‍‌​ ​ ​‍ ‌‌‍​‌‌‍‌‍‌‍​ ‌‍​‍​ ‌‍‌‍​ ​ ​‌​ ​ ​ ‍‌​ ‍‌​ ‌‍‌‍​‍​ ‍ ‌ ‌​‌ ‍‌‌ ​​‌‍‌‌​ ‌‌‍ ‍‌‍​‌‌ ‌‍‌‍‍‌‌‍‌ ‌‍​‌‌ ‌​‌‍‍‌‌‍ ‌‍ ‍​ ‍ ‌ ​​‌‍​‌‌ ‌​‌‍‍​​ ‌‌‍ ‍‌‍​‌‌ ‌‍‌‍‍‌‌‍‌ ‌‍​‌‌ ‌​‌‍‍‌‌‍ ‌‍ ‍‌​‍‌‌ ‌​‌‍‌‌‌‍ ‌‌ ​ ​‍‌‌​ ‌‌‌​​‍‌‌ ‌‍‍ ‌‍‌‌‌ ‍‌​‍‌‌​ ​ ‌​‌​​‍‌‌​ ​ ‌​‌​​‍‌‌​ ​‍​ ​‍‌‍​‌​ ‌ ​ ‍‌‌‍​‌​ ‌‍‌‍​‌‌‍​ ​ ​‌‌‍‌​​ ‌ ​ ‍‌‌‍‌‍​‍‌‌​ ​‍​ ​‍​‍‌‌​ ‌‌‌​‌​​‍ ‍‌‍​ ‌‍‍​‌‍‍‌‌‍ ​‌‍‌​‌ ​‍‌‍‌‌‌‍ ‍​‍‌‌​ ‌‌‌​​‍‌‌ ‌‍‍ ‌‍‌‌‌ ‍‌​‍‌‌​ ​ ‌​‌​​‍‌‌​ ​ ‌​‌​​‍‌‌​ ​‍​ ​‍​ ‌ ​ ‌‍​ ‌‌‌‍​ ‌‍‌​‌‍‌‍​ ​​‌‍​‌​ ‌‌‌‍​ ​ ​​‌‍​‍​‍‌‌​ ​‍​ ​‍​‍‌‌​ ‌‌‌​‌​​‍ ‍‌ ‌​‌‍‍‌‌ ‌​‌‍ ​‌‍‌‌​ ‌‍​‍‌‍​‌‌ ​ ‌‍‌‌‌‌‌‌‌ ​‍‌‍ ​​ ‌‌‍‍​‌ ‌​‌ ‌​‌ ​​​‍‌‌​ ​ ‌​​‌​‍‌‌​ ​‍‌​‌‍​‍‌‌​ ​‍‌​‌‍‌‍ ​‌‍ ‌‍​ ‌‍​‌‌‍ ​‌‍‍​‌‍ ‌ ​ ‌ ‌​​‍‌‌​ ​ ‌​​‌​ ​ ​ ​​​ ​​​ ​​​‍‌‌​ ​‍‌​‌‍‌ ​ ‌ ‌​‌ ‌‌‌‍‌​‌‍‍‌‌‍ ​‍‌‍‌‍‍‌‌‍‌​​ ‌​ ​‌​ ‍​​ ‍​‌‍‌‍‌‍​ ​ ‌ ​ ​ ‌‍​ ​‍ ‌​ ​ ‌‍​‌​ ​​‌‍‌‌​‍ ‌​ ‌​​ ​ ​ ​‌​ ​​​‍ ‌​ ‍​‌‍‌‍​ ‍‌​ ​ ​‍ ‌‌‍​‌‌‍‌‍‌‍​ ‌‍​‍​ ‌‍‌‍​ ​ ​‌​ ​ ​ ‍‌​ ‍‌​ ‌‍‌‍​‍​‍‌‍‌ ‌​‌ ‍‌‌ ​​‌‍‌‌​ ‌‌‍ ‍‌‍​‌‌ ‌‍‌‍‍‌‌‍‌ ‌‍​‌‌ ‌​‌‍‍‌‌‍ ‌‍ ‍​‍‌‍‌ ​​‌‍​‌‌ ‌​‌‍‍​​ ‌‌‍ ‍‌‍​‌‌ ‌‍‌‍‍‌‌‍‌ ‌‍​‌‌ ‌​‌‍‍‌‌‍ ‌‍ ‍‌​‍‌‌ ‌​‌‍‌‌‌‍ ‌‌ ​ ​‍‌‌​ ‌‌‌​​‍‌‌ ‌‍‍ ‌‍‌‌‌ ‍‌​‍‌‌​ ​ ‌​‌​​‍‌‌​ ​ ‌​‌​​‍‌‌​ ​‍​ ​‍‌‍​‌​ ‌ ​ ‍‌‌‍​‌​ ‌‍‌‍​‌‌‍​ ​ ​‌‌‍‌​​ ‌ ​ ‍‌‌‍‌‍​‍‌‌​ ​‍​ ​‍​‍‌‌​ ‌‌‌​‌​​‍ ‍‌‍​ ‌‍‍​‌‍‍‌‌‍ ​‌‍‌​‌ ​‍‌‍‌‌‌‍ ‍​‍‌‌​ ‌‌‌​​‍‌‌ ‌‍‍ ‌‍‌‌‌ ‍‌​‍‌‌​ ​ ‌​‌​​‍‌‌​ ​ ‌​‌​​‍‌‌​ ​‍​ ​‍​ ‌ ​ ‌‍​ ‌‌‌‍​ ‌‍‌​‌‍‌‍​ ​​‌‍​‌​ ‌‌‌‍​ ​ ​​‌‍​‍​‍‌‌​ ​‍​ ​‍​‍‌‌​ ‌‌‌​‌​​‍ ‍‌ ‌​‌‍‍‌‌ ‌​‌‍ ​‌‍‌‌​‍‌‍‌ ​​‌‍‌‌‌ ​‍‌ ​ ‌ ​​‌‍‌‌‌‍​ ‌ ‌​‌‍‍‌‌ ‌‍‌‍‌‌​ ‌‌ ​​‌ ‌‌‌‍​‍‌‍ ​‌‍‍‌‌ ​ ‌‍‍​‌‍‌‌‌‍‌​​‍​‍‌ ‌